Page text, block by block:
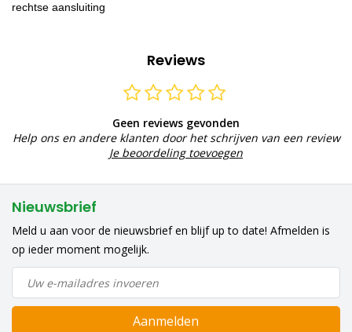
rechtse aansluiting
Reviews
Geen reviews gevonden
Help ons en andere klanten door het schrijven van een review
Je beoordeling toevoegen
Nieuwsbrief
Meld u aan voor de nieuwsbrief en blijf up to date! Afmelden is
op ieder moment mogelijk.
Aanmelden